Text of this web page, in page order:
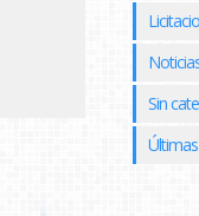
Sin